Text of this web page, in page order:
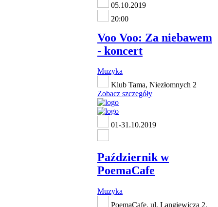
05.10.2019
20:00
Voo Voo: Za niebawem
- koncert
Muzyka
Klub Tama, Niezłomnych 2
Zobacz szczegóły
01-31.10.2019
Październik w
PoemaCafe
Muzyka
PoemaCafe, ul. Langiewicza 2,